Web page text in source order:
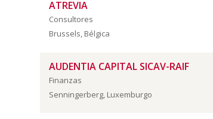
ATREVIA
Consultores
Brussels, Bélgica
AUDENTIA CAPITAL SICAV-RAIF
Finanzas
Senningerberg, Luxemburgo